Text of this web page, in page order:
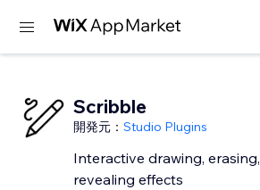
Scribble
開発元：Studio Plugins
Interactive drawing, erasing,
revealing effects